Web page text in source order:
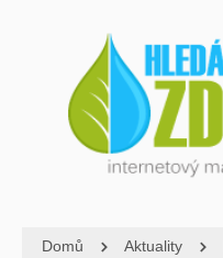
Domů Aktuality